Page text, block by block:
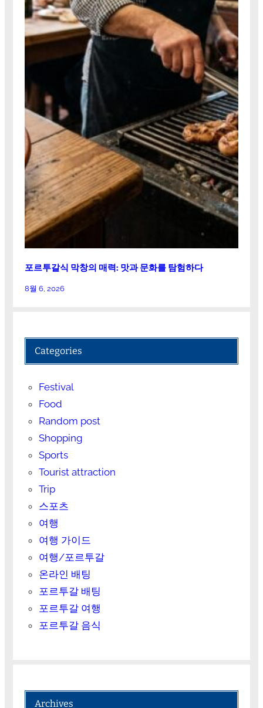
포르투갈식 막창의 매력: 맛과 문화를 탐험하다
8월 6, 2026
Categories
Festival
Food
Random post
Shopping
Sports
Tourist attraction
Trip
스포츠
여행
여행 가이드
여행/포르투갈
온라인 배팅
포르투갈 배팅
포르투갈 여행
포르투갈 음식
Archives